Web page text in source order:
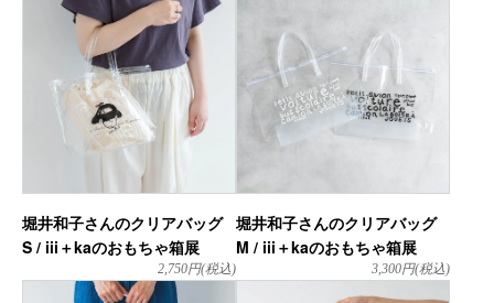
堀井和子さんのクリアバッグ
S / iii＋kaのおもちゃ箱展
2,750円(税込)
堀井和子さんのクリアバッグ
M / iii＋kaのおもちゃ箱展
3,300円(税込)